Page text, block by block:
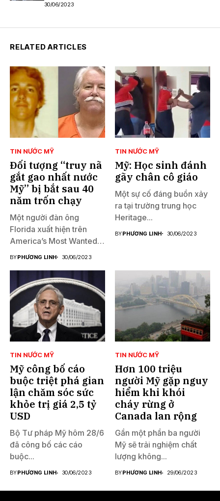
30/06/2023
RELATED ARTICLES
TIN NƯỚC MỸ
Đối tượng “truy nã
gắt gao nhất nước
Mỹ” bị bắt sau 40
năm trốn chạy
Một người đàn ông
Florida xuất hiện trên
America’s Most Wanted
BYPHƯƠNG LINH 30/06/2023
TIN NƯỚC MỸ
Mỹ: Học sinh đánh
gãy chân cô giáo
Một sự cố đáng buồn xảy
ra tại trường trung học
Heritage...
BYPHƯƠNG LINH 30/06/2023
TIN NƯỚC MỸ
Mỹ công bố cáo
buộc triệt phá gian
lận chăm sóc sức
khỏe trị giá 2,5 tỷ
USD
Bộ Tư pháp Mỹ hôm 28/6
đã công bố các cáo
buộc...
BYPHƯƠNG LINH 30/06/2023
TIN NƯỚC MỸ
Hơn 100 triệu
người Mỹ gặp nguy
hiểm khi khói
cháy rừng ở
Canada lan rộng
Gần một phần ba người
Mỹ sẽ trải nghiệm chất
lượng không...
BYPHƯƠNG LINH 29/06/2023